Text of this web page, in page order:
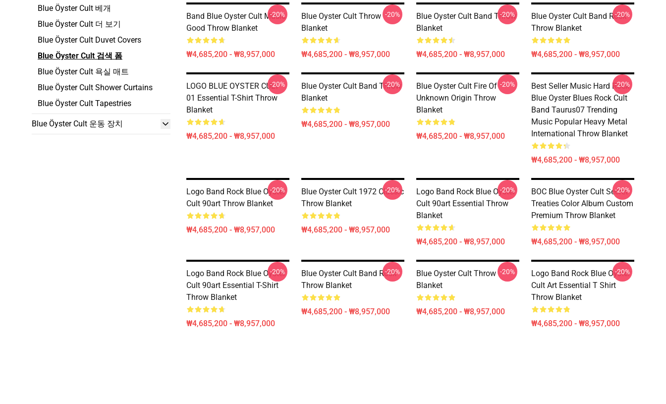
Blue Öyster Cult 베개
Blue Öyster Cult 더 보기
Blue Öyster Cult Duvet Covers
Blue Öyster Cult 검색 폼
Blue Öyster Cult 욕실 매트
Blue Öyster Cult Shower Curtains
Blue Öyster Cult Tapestries
Blue Öyster Cult 운동 장치
Band Blue Oyster Cult Music
Good Throw Blanket
₩4,685,200 - ₩8,957,000
-20%
Blue Oyster Cult Throw
Blanket
₩4,685,200 - ₩8,957,000
-20%
Blue Oyster Cult Band Throw
Blanket
₩4,685,200 - ₩8,957,000
-20%
Blue Oyster Cult Band Rock
Throw Blanket
₩4,685,200 - ₩8,957,000
-20%
LOGO BLUE OYSTER CULT
01 Essential T-Shirt Throw
Blanket
₩4,685,200 - ₩8,957,000
-20%
Blue Oyster Cult Band Throw
Blanket
₩4,685,200 - ₩8,957,000
-20%
Blue Oyster Cult Fire Of
Unknown Origin Throw
Blanket
₩4,685,200 - ₩8,957,000
-20%
Best Seller Music Hard Rock
Blue Oyster Blues Rock Cult
Band Taurus07 Trending
Music Popular Heavy Metal
International Throw Blanket
₩4,685,200 - ₩8,957,000
-20%
Logo Band Rock Blue Oyster
Cult 90art Throw Blanket
₩4,685,200 - ₩8,957,000
-20%
Blue Oyster Cult 1972 Classic
Throw Blanket
₩4,685,200 - ₩8,957,000
-20%
Logo Band Rock Blue Oyster
Cult 90art Essential Throw
Blanket
₩4,685,200 - ₩8,957,000
-20%
BOC Blue Oyster Cult Secret
Treaties Color Album Custom
Premium Throw Blanket
₩4,685,200 - ₩8,957,000
-20%
Logo Band Rock Blue Oyster
Cult 90art Essential T-Shirt
Throw Blanket
₩4,685,200 - ₩8,957,000
-20%
Blue Oyster Cult Band Rock
Throw Blanket
₩4,685,200 - ₩8,957,000
-20%
Blue Oyster Cult Throw
Blanket
₩4,685,200 - ₩8,957,000
-20%
Logo Band Rock Blue Oyster
Cult Art Essential T Shirt
Throw Blanket
₩4,685,200 - ₩8,957,000
-20%